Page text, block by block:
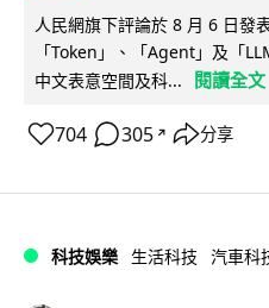
人民網旗下評論於 8 月 6 日發
「Token」、「Agent」及「
中文表意空間及科...
閱讀全文
704 305 ↗ 分享
科技娛樂 生活科技 汽車科